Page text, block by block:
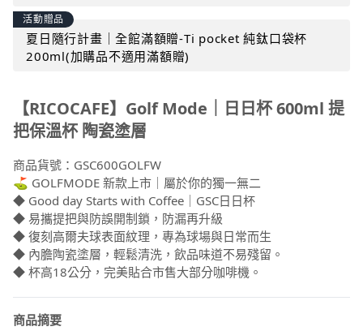
活動贈品
夏日隨行計畫｜全館滿額贈-Ti pocket 純鈦口袋杯
200ml(加購品不適用滿額贈)
【RICOCAFE】Golf Mode｜日日杯 600ml 提
把保溫杯 陶瓷塗層
商品貨號：GSC600GOLFW
⛳️ GOLFMODE 新款上市｜屬於你的獨一無二
◆ Good day Starts with Coffee｜GSC日日杯
◆ 易攜提把與防誤開制鎖，防漏再升級
◆ 復刻高爾夫球表面紋理，專為球場與日常而生
◆ 內膽陶瓷塗層，輕鬆清洗，飲品味道不易殘留。
◆ 杯高18公分，完美貼合市售大部分咖啡機。
商品摘要